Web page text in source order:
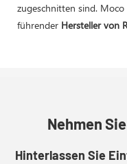
zugeschnitten sind.
führender Hersteller von
Nehmen
Hinterlassen Sie